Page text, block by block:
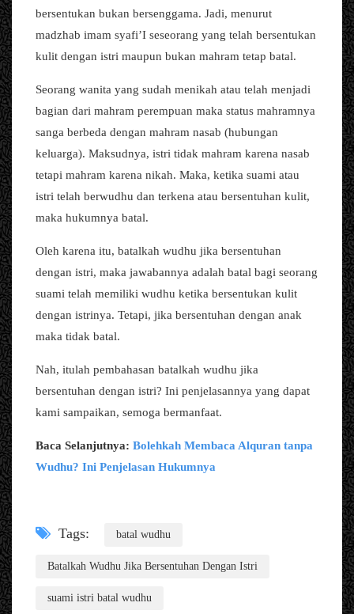
bersentukan bukan bersenggama. Jadi, menurut
madzhab imam syafi’I seseorang yang telah bersentukan
kulit dengan istri maupun bukan mahram tetap batal.
Seorang wanita yang sudah menikah atau telah menjadi
bagian dari mahram perempuan maka status mahramnya
sanga berbeda dengan mahram nasab (hubungan
keluarga). Maksudnya, istri tidak mahram karena nasab
tetapi mahram karena nikah. Maka, ketika suami atau
istri telah berwudhu dan terkena atau bersentuhan kulit,
maka hukumnya batal.
Oleh karena itu, batalkah wudhu jika bersentuhan
dengan istri, maka jawabannya adalah batal bagi seorang
suami telah memiliki wudhu ketika bersentukan kulit
dengan istrinya. Tetapi, jika bersentuhan dengan anak
maka tidak batal.
Nah, itulah pembahasan batalkah wudhu jika
bersentuhan dengan istri? Ini penjelasannya yang dapat
kami sampaikan, semoga bermanfaat.
Baca Selanjutnya: Bolehkah Membaca Alquran tanpa
Wudhu? Ini Penjelasan Hukumnya
Tags: batal wudhu
Batalkah Wudhu Jika Bersentuhan Dengan Istri
suami istri batal wudhu